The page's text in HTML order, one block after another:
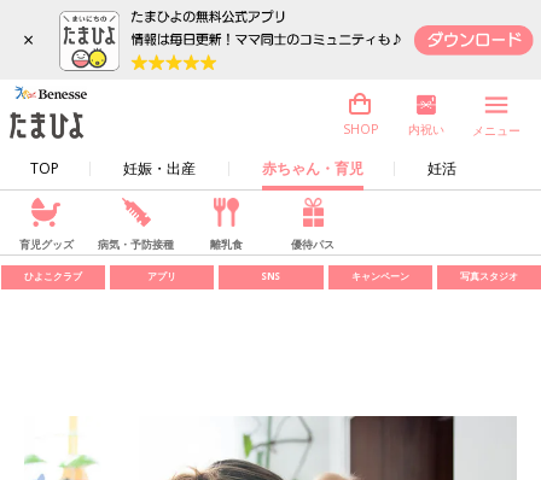
×
TOP 妊娠・出産 赤ちゃん・育児 妊活
SHOP 内祝い メニュー
育児グッズ 病気・予防接種 離乳食 優待パス
ひよこクラブ アプリ SNS キャンペーン 写真スタジオ